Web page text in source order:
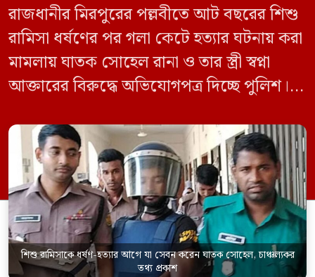
রাজধানীর মিরপুরের পল্লবীতে আট বছরের শিশু
রামিসা ধর্ষণের পর গলা কেটে হত্যার ঘটনায় করা
মামলায় ঘাতক সোহেল রানা ও তার স্ত্রী স্বপ্না
আক্তারের বিরুদ্ধে অভিযোগপত্র দিচ্ছে পুলিশ।
সেবন করেছিলেন বলে জবানবন্দিতে
জানিয়েছেন আসামি। রোববার (২৪ মে) সকালে
মামলার তদন্ত কর্মকর্তা পল্লবী থানার উপ-
পরিদর্শক অহিদুজ্জামান এ তথ্য নিছিত করেন।
তিনি বলেন, […]
শিশু রামিসাকে ধর্ষণ-হত্যার আগে যা সেবন করেন ঘাতক সোহেল, চাঞ্চল্যকর
তথ্য প্রকাশ